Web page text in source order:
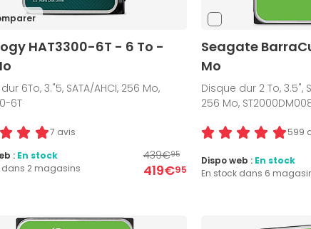
HAT3300-6T - 6 To -
6To, 3."5, SATA/AHCI, 256 Mo,
6T
7 avis
439€95
419€95
: En stock
dans 2 magasins
Seagate
Mo
Disque dur 2 To, 3.5",
256 Mo,
599
Dispo web : En stock
En stock dans 6